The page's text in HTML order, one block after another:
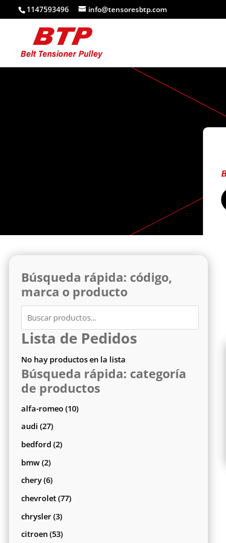
1147593496 info@tensoresbtp.com
Búsqueda rápida: código,
marca o producto
Lista de Pedidos
No hay productos en la lista
Búsqueda rápida: categoría
de productos
alfa-romeo 1010
audi 2727
productos
bedford 22
bmw 22
productos
chery 66
productos
chevrolet 7777
chrysler 33
productos
citroen 5353